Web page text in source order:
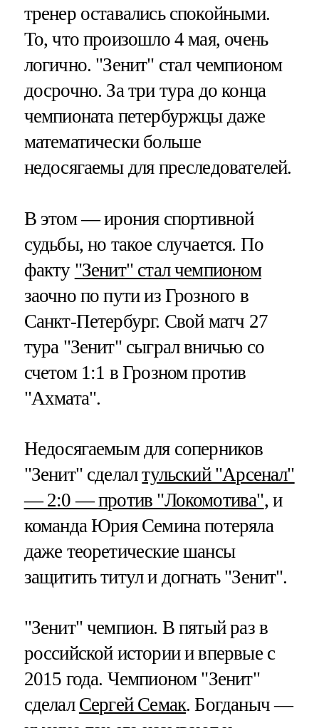
тренер оставались спокойными.
То, что произошло 4 мая, очень
логично. "Зенит" стал чемпионом
досрочно. За три тура до конца
чемпионата петербуржцы даже
математически больше
недосягаемы для преследователей.
В этом — ирония спортивной
судьбы, но такое случается. По
факту "Зенит" стал чемпионом
заочно по пути из Грозного в
Санкт-Петербург. Свой матч 27
тура "Зенит" сыграл вничью со
счетом 1:1 в Грозном против
"Ахмата".
Недосягаемым для соперников
"Зенит" сделалтульский "Арсенал"
— 2:0 — против "Локомотива", и
команда Юрия Семина потеряла
даже теоретические шансы
защитить титул и догнать "Зенит".
"Зенит" чемпион. В пятый раз в
российской истории и впервые с
2015 года. Чемпионом "Зенит"
сделал Сергей Семак. Богданыч —